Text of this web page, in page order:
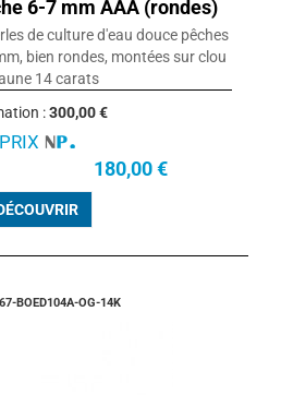
6-7 mm AAA (rondes)
de culture d'eau douce pêches
bien rondes, montées sur clou
14 carats
:300,00 €
PRIX
180,00 €
BOED104A-OG-14K